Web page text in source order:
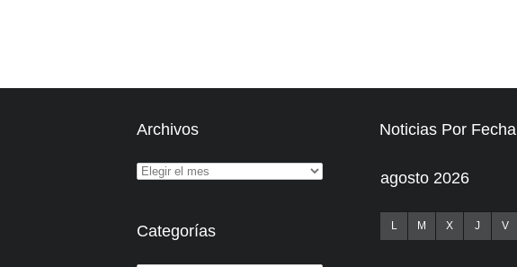
Archivos
Categorías
Noticias Por Fecha
agosto 2026
L M X J V